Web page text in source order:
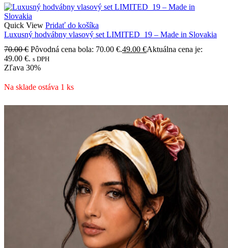
Quick View Pridať do košíka
Luxusný hodvábny vlasový set LIMITED_19 – Made in Slovakia
70.00€ Pôvodná cena bola: 70.00 €.49.00 €Aktuálna cena je:
49.00 €. s DPH
Zľava 30%
Na sklade ostáva 1 ks